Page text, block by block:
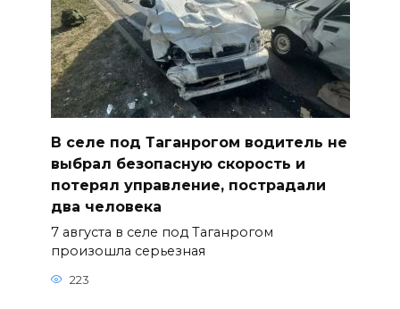
В селе под Таганрогом водитель не
выбрал безопасную скорость и
потерял управление, пострадали
два человека
7 августа в селе под Таганрогом
произошла серьезная
223